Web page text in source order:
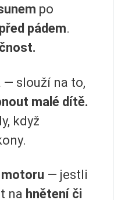
po
před pádem.
— slouží na to,
malé dítě.
když
— jestli
na hnětení či